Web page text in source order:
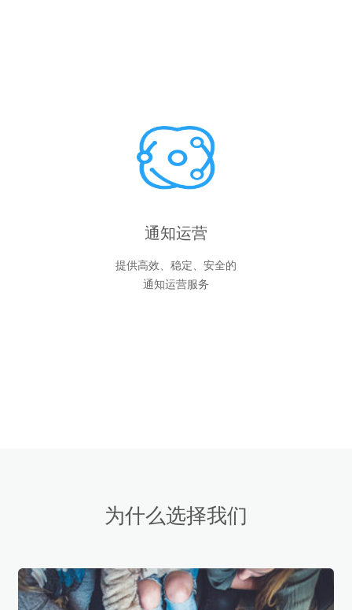
通知运营
提供高效、稳定、安全的
通知运营服务
为什么选择我们